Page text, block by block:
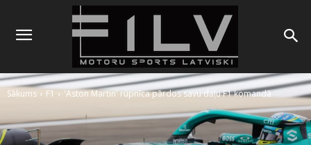
Sākums F1 'Aston Martin' rūpnīca pārdos savu daļu F1 komandā